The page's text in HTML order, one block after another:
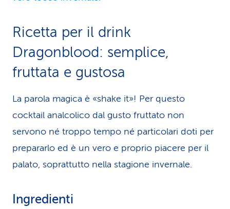
Ricetta per il drink
Dragonblood: semplice,
fruttata e gustosa
La parola magica è «shake it»! Per questo
cocktail analcolico dal gusto fruttato non
servono né troppo tempo né particolari doti per
prepararlo ed è un vero e proprio piacere per il
palato, soprattutto nella stagione invernale.
Ingredienti